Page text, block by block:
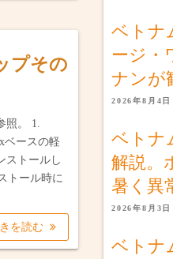
プその
照。 1.
ベースの軽
ストールし
トール時に
を読む
ベトナ
ージ・
ナンが
2026年8月4日
ベトナ
解説。
暑く異
2026年8月3日
ベトナ